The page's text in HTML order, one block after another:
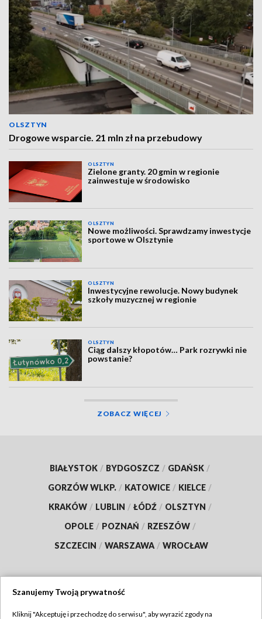
OLSZTYN
Drogowe wsparcie. 21 mln zł na przebudowy
OLSZTYN
Zielone granty. 20 gmin w regionie
zainwestuje w środowisko
OLSZTYN
Nowe możliwości. Sprawdzamy inwestycje
sportowe w Olsztynie
OLSZTYN
Inwestycyjne rewolucje. Nowy budynek
szkoły muzycznej w regionie
OLSZTYN
Ciąg dalszy kłopotów… Park rozrywki nie
powstanie?
ZOBACZ WIĘCEJ
BIAŁYSTOK / BYDGOSZCZ / GDAŃSK /
GORZÓW WLKP. / KATOWICE / KIELCE /
KRAKÓW / LUBLIN / ŁÓDŹ / OLSZTYN /
OPOLE / POZNAŃ / RZESZÓW /
SZCZECIN / WARSZAWA / WROCŁAW
Szanujemy Twoją prywatność
Kliknij "Akceptuję i przechodzę do serwisu", aby wyrazić zgody na